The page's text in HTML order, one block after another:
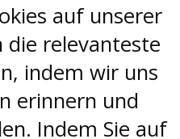
auf unserer
die relevanteste
indem wir uns
erinnern und
Indem Sie auf